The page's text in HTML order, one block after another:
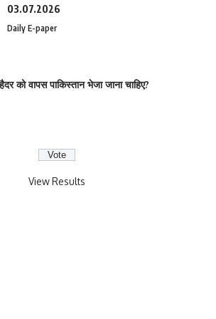
03.07.2026
Daily E-paper
को वापस पाकिस्तान भेजा जाना चाहिए?
View Results